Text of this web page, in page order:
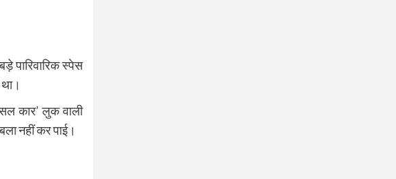
पारिवारिक स्पेस
कार’ लुक वाली
नहीं कर पाई।